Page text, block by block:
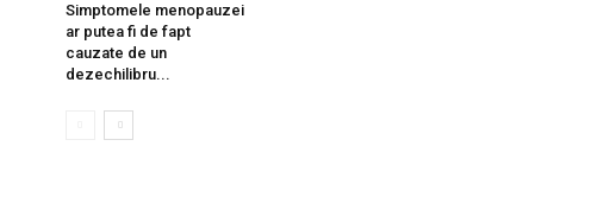
Simptomele menopauzei
ar putea fi de fapt
cauzate de un
dezechilibru...